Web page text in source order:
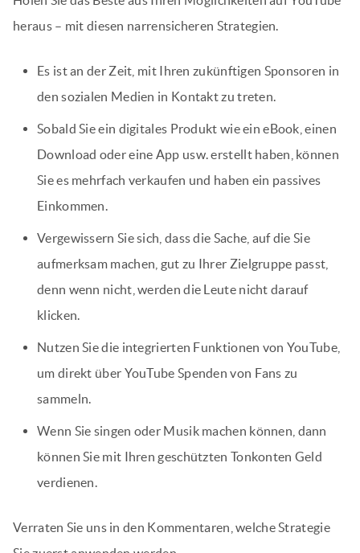
heraus – mit diesen narrensicheren Strategien.
Es ist an der Zeit, mit Ihren zukünftigen Sponsoren in
den sozialen Medien in Kontakt zu treten.
Sobald Sie ein digitales Produkt wie ein eBook, einen
Download oder eine App usw. erstellt haben, können
Sie es mehrfach verkaufen und haben ein passives
Einkommen.
Vergewissern Sie sich, dass die Sache, auf die Sie
aufmerksam machen, gut zu Ihrer Zielgruppe passt,
denn wenn nicht, werden die Leute nicht darauf
klicken.
Nutzen Sie die integrierten Funktionen von YouTube,
um direkt über YouTube Spenden von Fans zu
sammeln.
Wenn Sie singen oder Musik machen können, dann
können Sie mit Ihren geschützten Tonkonten Geld
verdienen.
Verraten Sie uns in den Kommentaren, welche Strategie